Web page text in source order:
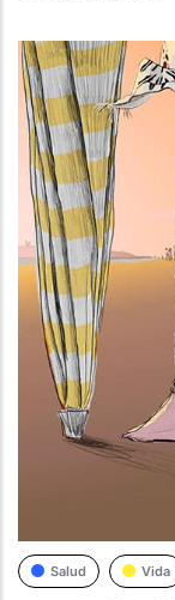
Salud Vida